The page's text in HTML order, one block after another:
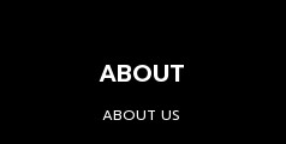
ABOUT
ABOUT US